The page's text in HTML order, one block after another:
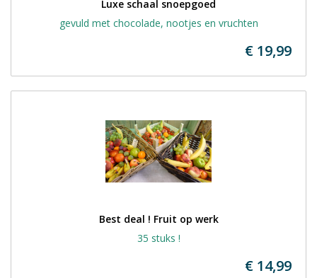
Luxe schaal snoepgoed
gevuld met chocolade, nootjes en vruchten
€ 19,99
Best deal ! Fruit op werk
35 stuks !
€ 14,99